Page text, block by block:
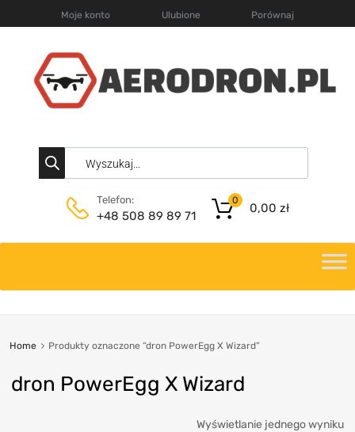
Moje konto Ulubione Porównaj
Telefon:
+48 508 89 89 71
0,00 zł
0
Home Produkty oznaczone “dron PowerEgg X Wizard”
dron PowerEgg X Wizard
Wyświetlanie jednego wyniku